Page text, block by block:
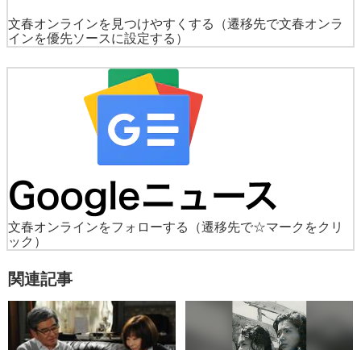
文春オンラインを見つけやすくする
（遷移先で文春オンラ
インを優先ソースに設定する）
文春オンラインをフォローする
（遷移先で☆マークをクリ
ック）
関連記事